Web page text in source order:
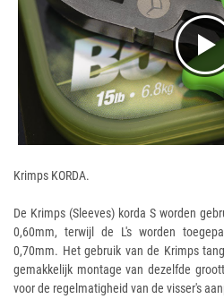
Krimps KORDA.
De Krimps (Sleeves) korda S worden
0,60mm, terwijl de L's worden
0,70mm. Het gebruik van de Krimps
gemakkelijk montage van dezelfde
voor de regelmatigheid van de visser's